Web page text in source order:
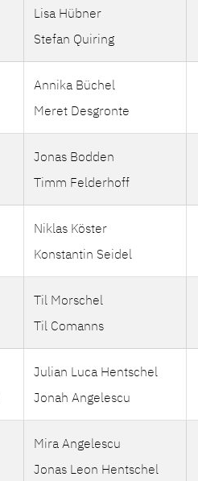
Lisa Hübner
Stefan Quiring
Annika Büchel
Meret Desgronte
Jonas Bodden
Timm Felderhoff
Niklas Köster
Konstantin Seidel
Til Morschel
Til Comanns
Julian Luca Hentschel
Jonah Angelescu
Mira Angelescu
Jonas Leon Hentschel